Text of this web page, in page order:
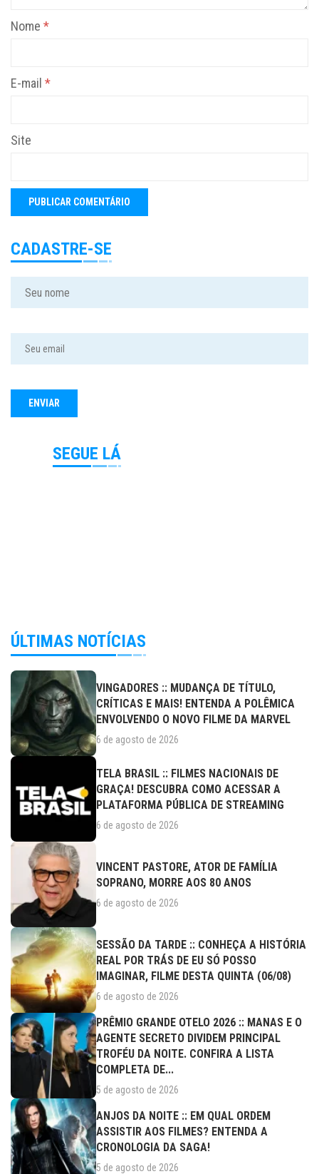
Nome *
E-mail *
Site
CADASTRE-SE
SEGUE LÁ
ÚLTIMAS NOTÍCIAS
VINGADORES :: MUDANÇA DE TÍTULO,
CRÍTICAS E MAIS! ENTENDA A POLÊMICA
ENVOLVENDO O NOVO FILME DA MARVEL
6 de agosto de 2026
TELA BRASIL :: FILMES NACIONAIS DE
GRAÇA! DESCUBRA COMO ACESSAR A
PLATAFORMA PÚBLICA DE STREAMING
6 de agosto de 2026
VINCENT PASTORE, ATOR DE FAMÍLIA
SOPRANO, MORRE AOS 80 ANOS
6 de agosto de 2026
SESSÃO DA TARDE :: CONHEÇA A HISTÓRIA
REAL POR TRÁS DE EU SÓ POSSO
IMAGINAR, FILME DESTA QUINTA (06/08)
6 de agosto de 2026
PRÊMIO GRANDE OTELO 2026 :: MANAS E O
AGENTE SECRETO DIVIDEM PRINCIPAL
TROFÉU DA NOITE. CONFIRA A LISTA
COMPLETA DE...
5 de agosto de 2026
ANJOS DA NOITE :: EM QUAL ORDEM
ASSISTIR AOS FILMES? ENTENDA A
CRONOLOGIA DA SAGA!
5 de agosto de 2026